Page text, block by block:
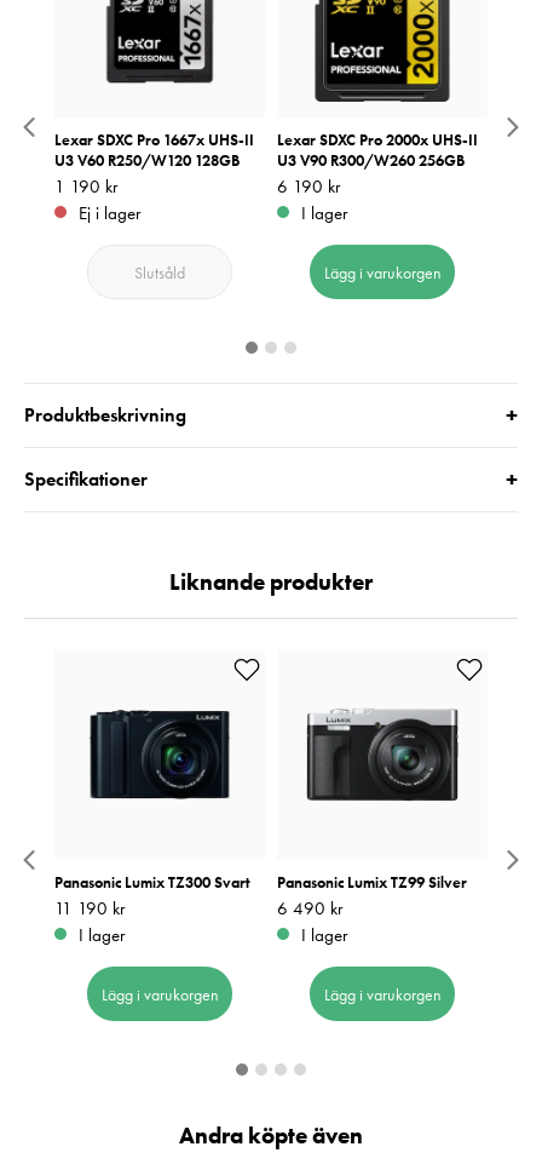
Lexar SDXC Pro 1667x UHS-II
U3 V60 R250/W120 128GB
Pris:1 190 kr
1 190 kr
Ej i lager
Slutsåld
Lexar SDXC Pro 2000x UHS-II
U3 V90 R300/W260 256GB
Pris:6 190 kr
6 190 kr
I lager
Lägg i varukorgen
Produktbeskrivning +
Specifikationer +
Liknande produkter
Panasonic Lumix TZ300 Svart
Pris :11 190 kr
11 190 kr
I lager
Lägg i varukorgen
Panasonic Lumix TZ99 Silver
Pris:6 490 kr
6 490 kr
I lager
Lägg i varukorgen
Andra köpte även